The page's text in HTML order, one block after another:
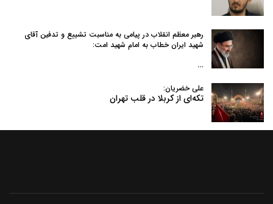
رهبر معظم انقلاب در پیامی به‌ مناسبت تشییع و تدفین آقای
شهید ایران خطاب به امام شهید امت:
…
علی خضریان:
تکه‌ای از کربلا در قلب تهران